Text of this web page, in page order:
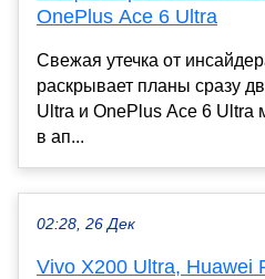
OnePlus Ace 6 Ultra
Свежая утечка от
раскрывает планы сразу
Ultra и OnePlus Ace 6 Ultra
в ап...
02:28, 26 Дек
Vivo X200 Ultra, Huawei